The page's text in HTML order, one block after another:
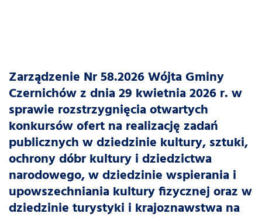
Zarządzenie Nr 58.2026 Wójta Gminy
Czernichów z dnia 29 kwietnia 2026 r. w
sprawie rozstrzygnięcia otwartych
konkursów ofert na realizację zadań
publicznych w dziedzinie kultury, sztuki,
ochrony dóbr kultury i dziedzictwa
narodowego, w dziedzinie wspierania i
upowszechniania kultury fizycznej oraz w
dziedzinie turystyki i krajoznawstwa na